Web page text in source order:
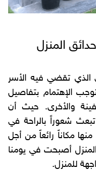
الذي تقضي فيه الأسر
الإهتمام بتفاصيل
والأخرى. حيث أن
تبعث شعوراً بالراحة في
مكاناً رائعاً من أجل
المنزل أصبحت في يومنا
للمنزل.